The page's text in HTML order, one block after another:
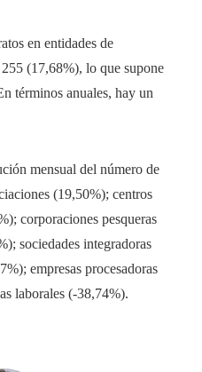
en entidades de
(17,68%), lo que supone
términos anuales, hay un
mensual del número de
(19,50%); centros
corporaciones pesqueras
sociedades integradoras
empresas procesadoras
laborales (-38,74%).